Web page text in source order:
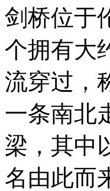
剑桥位于
个拥有大
流穿过，
一条南北
梁，其中
名由此而